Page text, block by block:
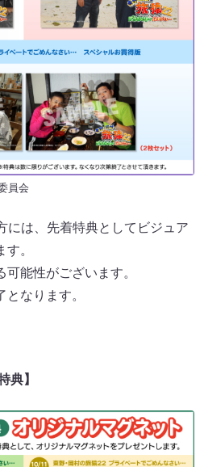
員会
には、先着特典としてビジュア
。
能性がございます。
なります。
典】